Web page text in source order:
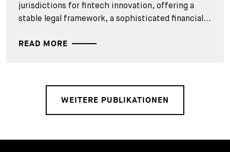
jurisdictions for fintech innovation, offering a
stable legal framework, a sophisticated financial...
READ MORE
WEITERE PUBLIKATIONEN